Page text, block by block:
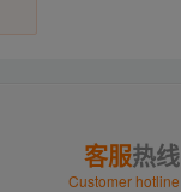
客服热线
Customer hotline